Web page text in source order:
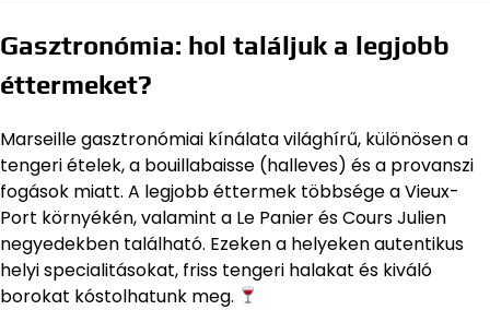
Gasztronómia: hol találjuk a legjobb
éttermeket?
Marseille gasztronómiai kínálata világhírű, különösen a
tengeri ételek, a bouillabaisse (halleves) és a provanszi
fogások miatt. A legjobb éttermek többsége a Vieux-
Port környékén, valamint a Le Panier és Cours Julien
negyedekben található. Ezeken a helyeken autentikus
helyi specialitásokat, friss tengeri halakat és kiváló
borokat kóstolhatunk meg.